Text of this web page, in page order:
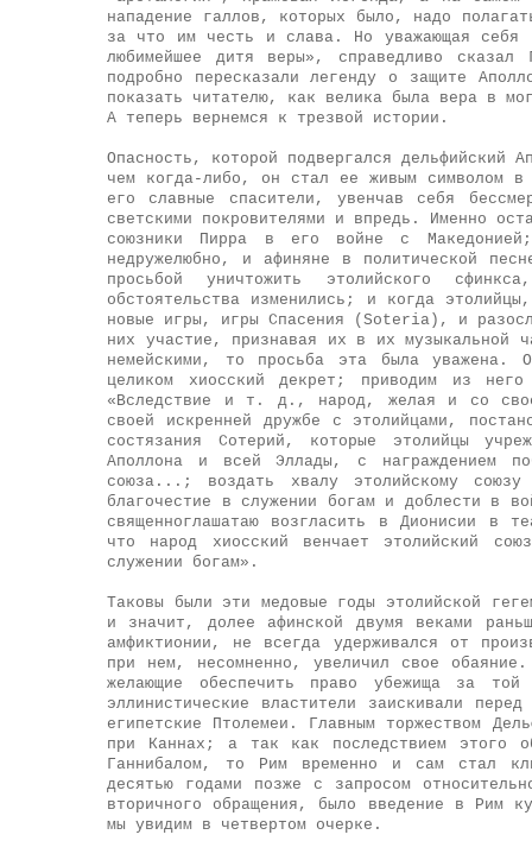
нападение галлов, которых было, надо
за что им честь и слава. Но уважающая себя
любимейшее дитя веры», справедливо
подробно пересказали легенду о защите
показать читателю, как велика была вера в
А теперь вернемся к трезвой истории.
Опасность, которой подвергался
чем когда-либо, он стал ее живым символом
его славные спасители, увенчав себя
светскими покровителями и впредь. Именно
союзники Пирра в его войне с
недружелюбно, и афиняне в политической
просьбой уничтожить этолийского
обстоятельства изменились; и когда
новые игры, игры Спасения (Soteria), и
них участие, признавая их в их музыкальной
немейскими, то просьба эта была уважена.
целиком хиосский декрет; приводим из
«Вследствие и т. д., народ, желая и со
своей искренней дружбе с этолийцами,
состязания Сотерий, которые этолийцы
Аполлона и всей Эллады, с награждением
союза...; воздать хвалу этолийскому
благочестие в служении богам и доблести в
священноглашатаю возгласить в Дионисии в
что народ хиосский венчает этолийский
служении богам».
Таковы были эти медовые годы этолийской
и значит, долее афинской двумя веками
амфиктионии, не всегда удерживался от
при нем, несомненно, увеличил свое
желающие обеспечить право убежища за
эллинистические властители заискивали
египетские Птолемеи. Главным торжеством
при Каннах; а так как последствием этого
Ганнибалом, то Рим временно и сам стал
десятью годами позже с запросом
вторичного обращения, было введение в Рим
мы увидим в четвертом очерке.